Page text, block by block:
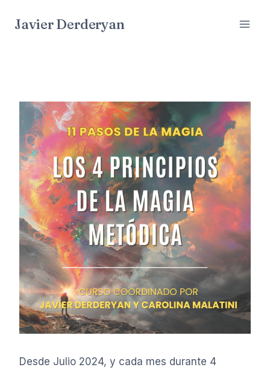
Javier Derderyan
Desde Julio 2024, y cada mes durante 4